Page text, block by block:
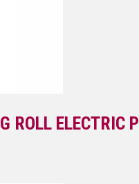
ROLL ELECTRIC